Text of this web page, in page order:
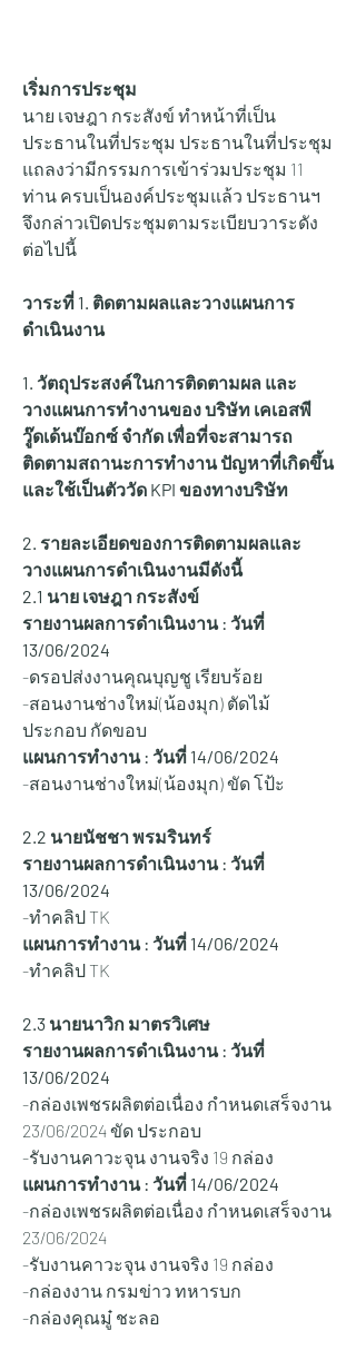
เริ่มการประชุม
นาย เจษฎา กระสังข์ ทำหน้าที่เป็น
ประธานในที่ประชุม ประธานในที่ประชุม
แถลงว่ามีกรรมการเข้าร่วมประชุม 11
ท่าน ครบเป็นองค์ประชุมแล้ว ประธานฯ
จึงกล่าวเปิดประชุมตามระเบียบวาระดัง
ต่อไปนี้
วาระที่ 1. ติดตามผลและวางแผนการ
ดำเนินงาน
1. วัตถุประสงค์ในการติดตามผล และ
วางแผนการทำงานของ บริษัท เคเอสพี
วู๊ดเด้นบ๊อกซ์ จำกัด เพื่อที่จะสามารถ
ติดตามสถานะการทำงาน ปัญหาที่เกิดขึ้น
และใช้เป็นตัววัด KPI ของทางบริษัท
2. รายละเอียดของการติดตามผลและ
วางแผนการดำเนินงานมีดังนี้
2.1 นาย เจษฎา กระสังข์
รายงานผลการดำเนินงาน : วันที่
13/06/2024
-ดรอปส่งงานคุณบุญชู เรียบร้อย
-สอนงานช่างใหม่(น้องมุก) ตัดไม้
ประกอบ กัดขอบ
แผนการทำงาน : วันที่ 14/06/2024
-สอนงานช่างใหม่(น้องมุก) ขัด โป้ะ
2.2 นายนัชชา พรมรินทร์
รายงานผลการดำเนินงาน : วันที่
13/06/2024
-ทำคลิป TK
แผนการทำงาน : วันที่ 14/06/2024
-ทำคลิป TK
2.3 นายนาวิก มาตรวิเศษ
รายงานผลการดำเนินงาน : วันที่
13/06/2024
-กล่องเพชรผลิตต่อเนื่อง กำหนดเสร็จงาน
23/06/2024 ขัด ประกอบ
-รับงานคาวะจุน งานจริง 19 กล่อง
แผนการทำงาน : วันที่ 14/06/2024
-กล่องเพชรผลิตต่อเนื่อง กำหนดเสร็จงาน
23/06/2024
-รับงานคาวะจุน งานจริง 19 กล่อง
-กล่องงาน กรมข่าว ทหารบก
-กล่องคุณมู๋ ชะลอ